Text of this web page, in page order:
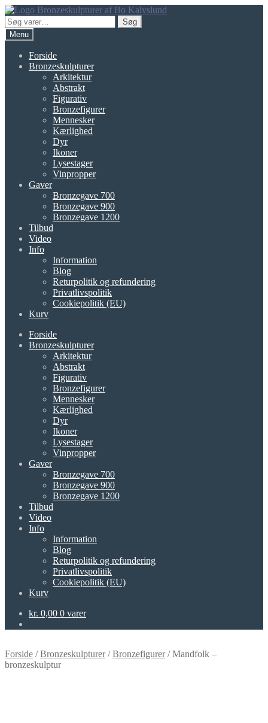
Spring
til
navigation
Spring
til
indhold
Søg
efter:
Søg
Menu
Forside
Bronzeskulpturer
Arkitektur
Abstrakt
Figurativ
Bronzefigurer
Mennesker
Kærlighed
Dyr
Ikoner
Lysestager
Vinpropper
Gaver
Bronzegave 700
Bronzegave 900
Bronzegave 1200
Tilbud
Video
Info
Information
Blog
Returpolitik og refundering
Privatlivspolitik
Cookiepolitik (EU)
Kurv
Forside
Bronzeskulpturer
Arkitektur
Abstrakt
Figurativ
Bronzefigurer
Mennesker
Kærlighed
Dyr
Ikoner
Lysestager
Vinpropper
Gaver
Bronzegave 700
Bronzegave 900
Bronzegave 1200
Tilbud
Video
Info
Information
Blog
Returpolitik og refundering
Privatlivspolitik
Cookiepolitik (EU)
Kurv
kr. 0,00 0 varer
Forside /Bronzeskulpturer/Bronzefigurer/Mandfolk –
bronzeskulptur